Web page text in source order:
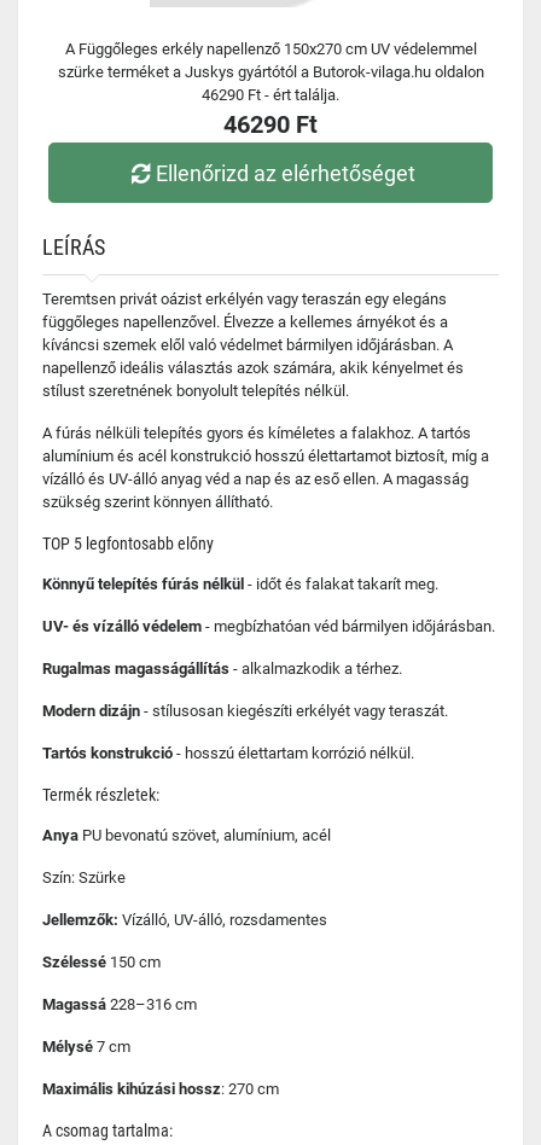
A Függőleges erkély napellenző 150x270 cm UV védelemmel
szürke terméket a Juskys gyártótól a Butorok-vilaga.hu oldalon
46290 Ft - ért találja.
46290 Ft
Ellenőrizd az elérhetőséget
LEÍRÁS
Teremtsen privát oázist erkélyén vagy teraszán egy elegáns
függőleges napellenzővel. Élvezze a kellemes árnyékot és a
kíváncsi szemek elől való védelmet bármilyen időjárásban. A
napellenző ideális választás azok számára, akik kényelmet és
stílust szeretnének bonyolult telepítés nélkül.
A fúrás nélküli telepítés gyors és kíméletes a falakhoz. A tartós
alumínium és acél konstrukció hosszú élettartamot biztosít, míg a
vízálló és UV-álló anyag véd a nap és az eső ellen. A magasság
szükség szerint könnyen állítható.
TOP 5 legfontosabb előny
Könnyű telepítés fúrás nélkül - időt és falakat takarít meg.
UV- és vízálló védelem - megbízhatóan véd bármilyen időjárásban.
Rugalmas magasságállítás - alkalmazkodik a térhez.
Modern dizájn - stílusosan kiegészíti erkélyét vagy teraszát.
Tartós konstrukció - hosszú élettartam korrózió nélkül.
Termék részletek:
Anya PU bevonatú szövet, alumínium, acél
Szín: Szürke
Jellemzők: Vízálló, UV-álló, rozsdamentes
Szélessé 150 cm
Magassá 228–316 cm
Mélysé 7 cm
Maximális kihúzási hossz: 270 cm
A csomag tartalma: